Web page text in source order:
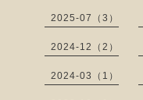
2025-07（3）
2024-12（2）
2024-03（1）